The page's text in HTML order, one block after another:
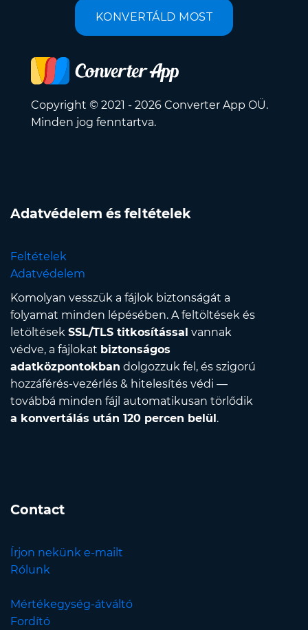
KONVERTÁLD MOST
Copyright © 2021 - 2026 Converter App OÜ.
Minden jog fenntartva.
Adatvédelem és feltételek
Feltételek
Adatvédelem
Komolyan vesszük a fájlok biztonságát a
folyamat minden lépésében. A feltöltések és
letöltések SSL/TLS titkosítással vannak
védve, a fájlokat biztonságos
adatközpontokban dolgozzuk fel, és szigorú
hozzáférés-vezérlés & hitelesítés védi —
továbbá minden fájl automatikusan törlődik
a konvertálás után 120 percen belül .
Contact
Írjon nekünk e-mailt
Rólunk
Mértékegység-átváltó
Fordító